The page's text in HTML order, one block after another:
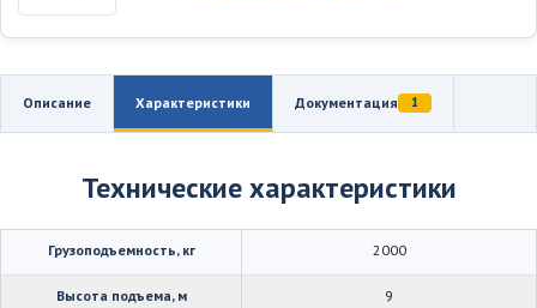
Описание Характеристики Документация 1
Технические характеристики
Грузоподъемность, кг 2000
Высота подъема, м 9